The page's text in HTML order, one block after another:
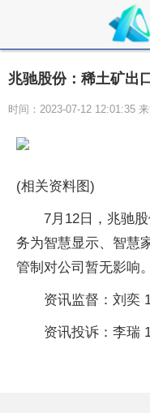
兆驰股份：稀土矿出
时间：2023-07-12 12:01:35
(相关资料图)
7月12日，兆驰
务为智慧显示、智慧
管制对公司暂无影响。
资讯监督：刘奕
资讯投诉：李瑞